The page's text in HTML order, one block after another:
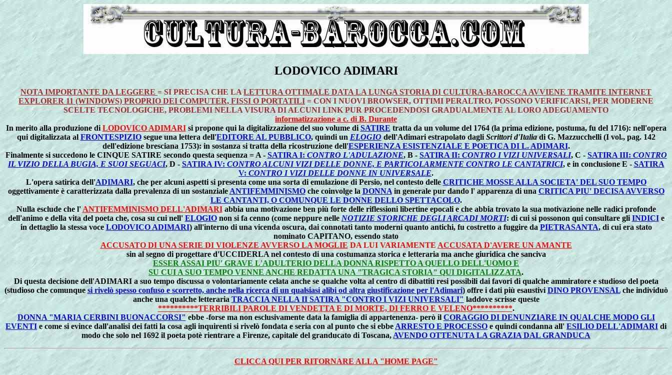
LODOVICO ADIMARI
NOTA IMPORTANTE DA LEGGERE = SI PRECISA CHE LALETTURA OTTIMALE DATA LA LUNGA STORIA DI CULTURA-BAROCCA AVVIENE TRAMITE INTERNET
EXPLORER 11 (WINDOWS) PROPRIO DEI COMPUTER, FISSI O PORTATILI = CON I NUOVI BROWSER, OTTIMI PERALTRO, POSSONO VERIFICARSI, PER MODERNE
SCELTE TECNOLOGICHE, PROBLEMI NELLA VISURA DI ALCUNI LINK PUR PROCEDENDOSI GRADUALMENTE AL LORO ADEGUAMENTO
informatizzazione a c. di B. Durante
In merito alla produzione di LODOVICO ADIMARIsi propone qui la digitalizzazione del suo volume diSATIRE tratta da un volume del 1764 (la prima edizione, postuma, fu del 1716): nell'opera
qui digitalizzata alFRONTESPIZIOsegue una lettera dell'EDITORE AL PUBBLICO, quindi un ELOGIOdell'Adimari estrapolato dagliScrittori d'Italiadi G. Mazzucchelli (I vol., pag. 142
dell'edizione bresciana 1753): in sostanza si tratta della ricostruzione dell'ESPERIENZA ESISTENZIALE E POETICA DI L. ADIMARI.
Finalmente si succedono le CINQUE SATIRE secondo questa sequenza = A - SATIRA I: CONTRO L'ADULAZIONE, B -SATIRA II: CONTRO I VIZI UNIVERSALI, C -SATIRA III: CONTRO
IL VIZIO DELLA BUGIA, E SUOI SEGUACI, D - SATIRA IV: CONTRO ALCUNI VIZI DELLE DONNE, E PARTICOLARMENTE CONTRO LE CANTATRICI, e in conclusione E -SATIRA
V:CONTRO I VIZI DELLE DONNE IN UNIVERSALE.
L'opera satirica dell'ADIMARI, che per alcuni aspetti si presenta come una sorta di emulazione di Persio, nel contesto delleCRITICHE MOSSE ALLA SOCIETA' DEL SUO TEMPO
oggettivamente è caratterizzata dalla prevalenza di un sostanziale ANTIFEMMINISMOche coinvolge laDONNAin generale pur dando l' apparenza di unaCRITICA PIU' DECISA AVVERSO
LE CANTANTI, O COMUNQUE LE DONNE DELLO SPETTACOLO.
Nulla esclude che l'ANTIFEMMINISMO DELL'ADIMARIabbia una motivazione ben più forte delle riflessioni libertine epocali e che abbia trovato la sua motivazione nelle radici profonde
dell'animo e della vita del poeta che, cosa su cui nell'ELOGIOnon si fa cenno (come neppure nelle NOTIZIE STORICHE DEGLI ARCADI MORTI: di cui si possonon qui consultare gli INDICIe
in dettaglio la stessa voceLODOVICO ADIMARI) all'interno di una vicenda oscura, dai connotati tanto moderni quanto antichi, fu costretto a fuggire daPIETRASANTA, di cui era stato
nominato CAPITANO, essendo stato
ACCUSATO DI UNA SERIE DI VIOLENZE AVVERSO LA MOGLIE DA LUI VARIAMENTEACCUSATA D'AVERE UN AMANTE
sin al segno di progettare d'UCCIDERLA nel contesto di una costumanza storica e letteraria ma anche giuridica che sanciva
ESSER ASSAI PIU' GRAVE L'ADULTERIO DELLA DONNA RISPETTO A QUELLO DELL'UOMO E
SU CUI A SUO TEMPO VENNE ANCHE REDATTA UNA "TRAGICA STORIA" QUI DIGITALIZZATA.
Di questa decisione dell'ADIMARI a suo tempo discussa o volontariamente celata anche se qualche volta al centro di dibattiti resi possibili dai favori di qualche ammiratore e studioso del poeta
(studioso che comunquesi rivelò spesso confuso e scorretto, anche nella ricerca di un qualsiasi alibi od altra giustificazione per l'Adimari) offre i dati più esaustiviDINO PROVENSALche individuò
anche una qualche letterariaTRACCIA NELLA II SATIRA "CONTRO I VIZI UNIVERSALI" laddove scrisse queste
**********TERRIBILI PAROLE DI VENDETTA E DI MORTE, DI FERRO E VELENO**********.
DONNA "MARIA CERBINI BUONACCORSI"ebbe -forse ma non esclusivamente data la famiglia di appartenenza- però ilCORAGGIO DI DENUNZIARE IN QUALCHE MODO GLI
EVENTI e come si evince dall'analisi dei fatti la cosa agli inquirenti si rivelò fondata e seria con al punto che si ebbeARRESTO E PROCESSO e quindi condanna all'ESILIO DELL'ADIMARI di
modo che solo nel 1692 il poeta potè rientrare a Firenze, capitale del granducato di Toscana,AVENDO OTTENUTA LA GRAZIA DAL GRANDUCA
CLICCA QUI PER RITORNARE ALLA "HOME PAGE"